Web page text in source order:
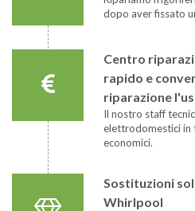
dopo aver fissato
Centro
rapido e
riparazione
Il nostro staff
elettrodomestici in
economici.
Sostituzioni
Whirlpool